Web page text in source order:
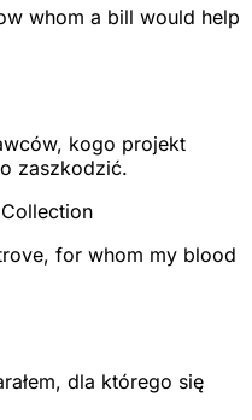
whom a bill would help
kogo projekt
zaszkodzić.
for whom my blood
dla którego się